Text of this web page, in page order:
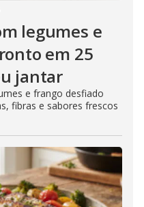
legumes e
em 25
jantar
e frango desfiado
fibras e sabores frescos